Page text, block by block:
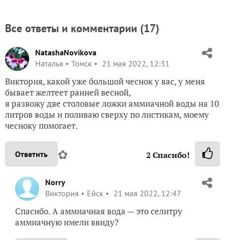
Все ответы и комментарии (17)
NatashaNovikova
Наталья
Томск 21 мая 2022, 12:31
Виктория, какой уже большой чеснок у вас, у меня
бывает желтеет ранней весной,
я развожу две столовые ложки аммиачной воды на 10
литров воды и поливаю сверху по листикам, моему
чесноку помогает.
Ответить ✿ 2 Спасибо!
Norry
Виктория
Ейск 21 мая 2022, 12:47
Спасибо. А аммиачная вода — это селитру
аммиачную имели ввиду?